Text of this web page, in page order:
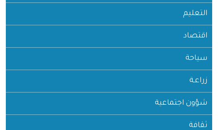
التعليم
اقتصاد
سياحة
زراعـة
شؤون اجتماعية
ثقافة